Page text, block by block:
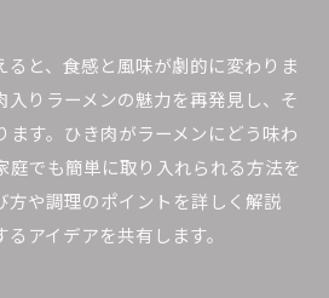
ると、食感と風味が劇的に変わりま
入りラーメンの魅力を再発見し、そ
ます。ひき肉がラーメンにどう味わ
庭でも簡単に取り入れられる方法を
方や調理のポイントを詳しく解説
アイデアを共有します。